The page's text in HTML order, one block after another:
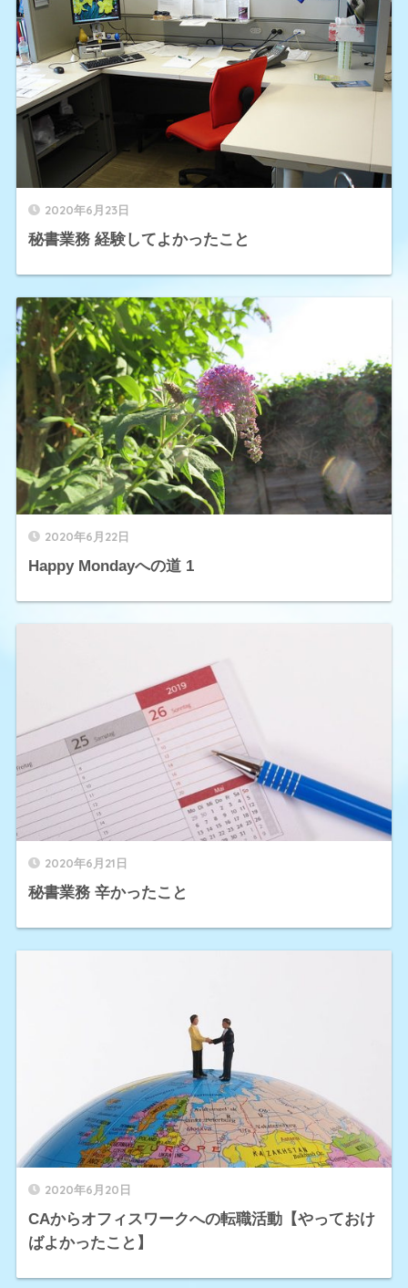
2020年6月23日
秘書業務 経験してよかったこと
2020年6月22日
Happy Mondayへの道 1
2020年6月21日
秘書業務 辛かったこと
2020年6月20日
CAからオフィスワークへの転職活動【やっておけ
ばよかったこと】